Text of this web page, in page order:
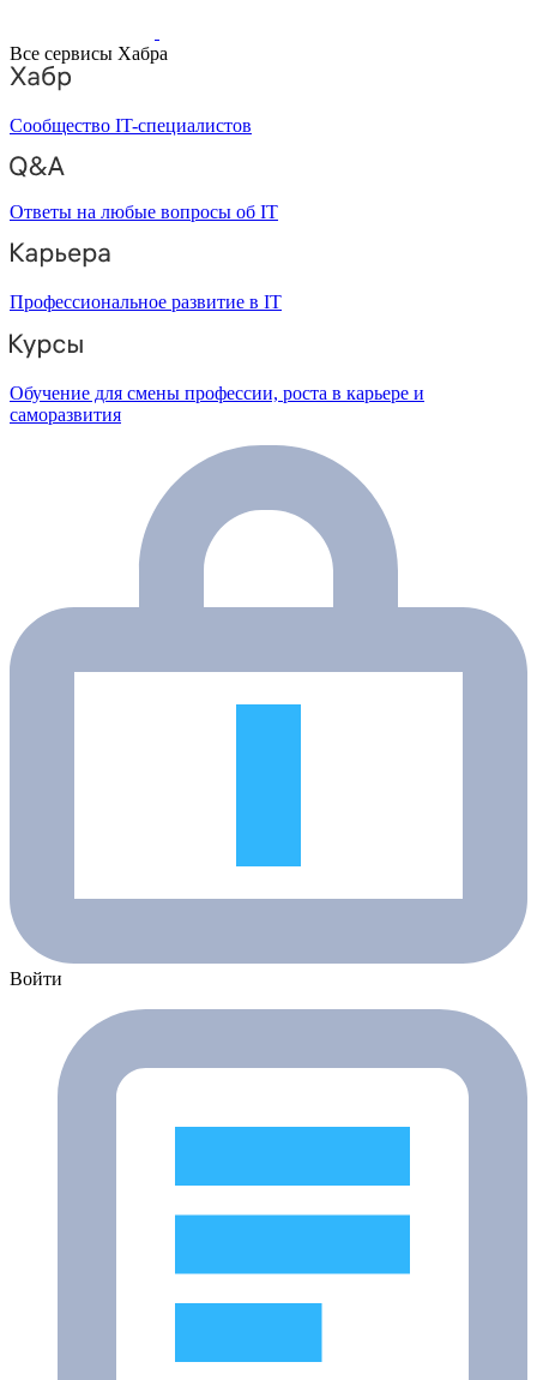
Все сервисы Хабра
Сообщество IT-специалистов
Ответы на любые вопросы об IT
Профессиональное развитие в IT
Обучение для смены профессии, роста в карьере и
саморазвития
Войти